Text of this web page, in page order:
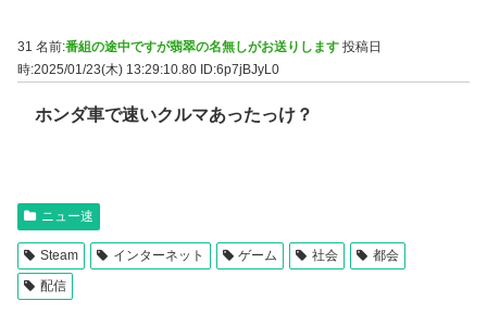
31 名前:番組の途中ですが翡翠の名無しがお送りします 投稿日
時:2025/01/23(木) 13:29:10.80 ID:6p7jBJyL0
ホンダ車で速いクルマあったっけ？
ニュー速
Steam インターネット ゲーム 社会
都会
配信